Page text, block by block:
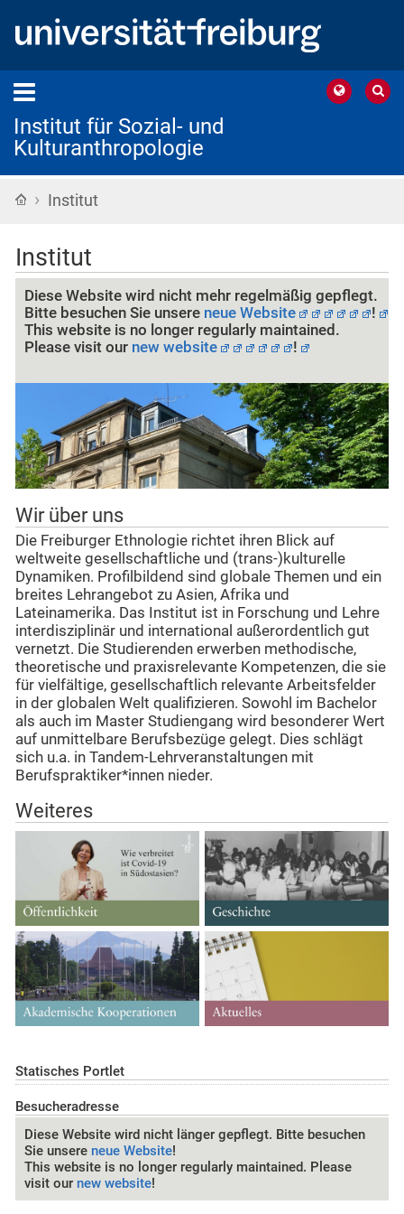
Institut für Sozial- und
Kulturanthropologie
Startseite
› Institut
Institut
Diese Website wird nicht mehr regelmäßig gepflegt.
Bitte besuchen Sie unsere neue Website
!
This website is no longer regularly maintained.
Please visit our new website !
Wir über uns
Die Freiburger Ethnologie richtet ihren Blick auf
weltweite gesellschaftliche und (trans-)kulturelle
Dynamiken. Profilbildend sind globale Themen und ein
breites Lehrangebot zu Asien, Afrika und
Lateinamerika. Das Institut ist in Forschung und Lehre
interdisziplinär und international außerordentlich gut
vernetzt. Die Studierenden erwerben methodische,
theoretische und praxisrelevante Kompetenzen, die sie
für vielfältige, gesellschaftlich relevante Arbeitsfelder
in der globalen Welt qualifizieren. Sowohl im Bachelor
als auch im Master Studiengang wird besonderer Wert
auf unmittelbare Berufsbezüge gelegt. Dies schlägt
sich u.a. in Tandem-Lehrveranstaltungen mit
Berufspraktiker*innen nieder.
Weiteres
Statisches Portlet
Besucheradresse
Diese Website wird nicht länger gepflegt. Bitte besuchen
Sie unsere neue Website!
This website is no longer regularly maintained. Please
visit our new website!